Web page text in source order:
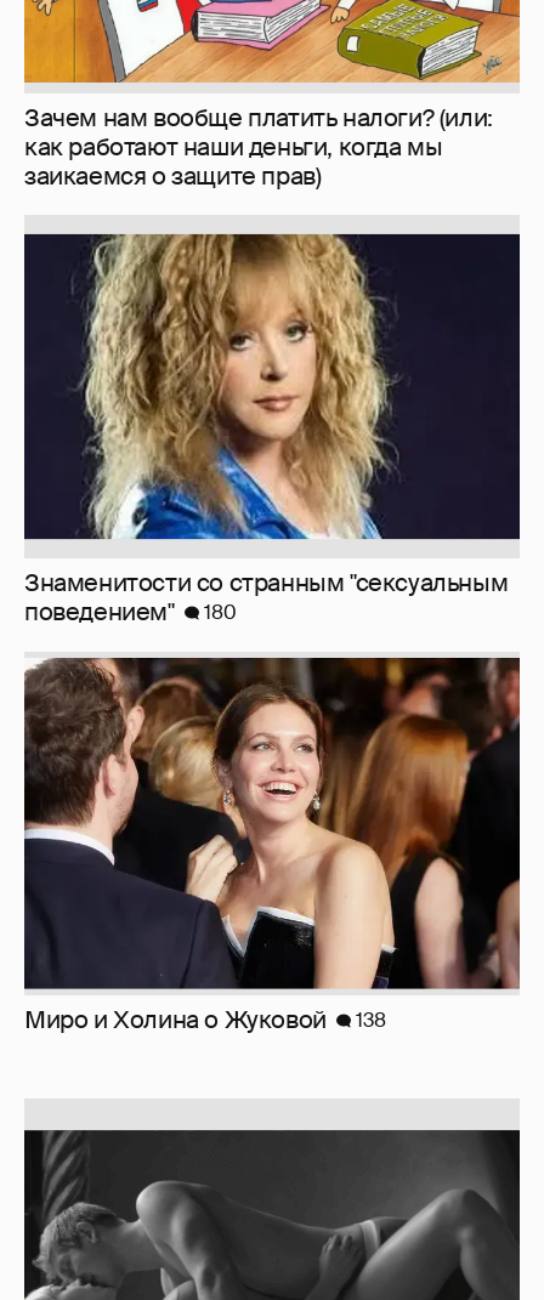
Зачем нам вообще платить налоги? (или:
как работают наши деньги, когда мы
заикаемся о защите прав)
Знаменитости со странным "сексуальным
поведением"
180
Миро и Холина о Жуковой 138